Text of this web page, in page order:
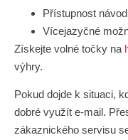
Přístupnost
Vícejazyčné
Získejte volné točky na
výhry.
Pokud dojde k situaci,
dobré využít e-mail.
zákaznického servisu